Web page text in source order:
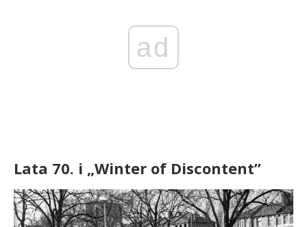
ad
Lata 70. i „Winter of Discontent”